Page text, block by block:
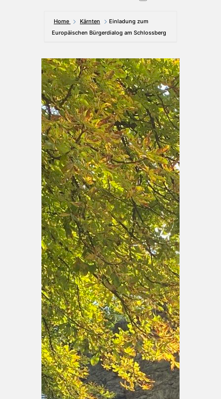
Home Kärnten
Einladung zum
Europäischen Bürgerdialog am Schlossberg